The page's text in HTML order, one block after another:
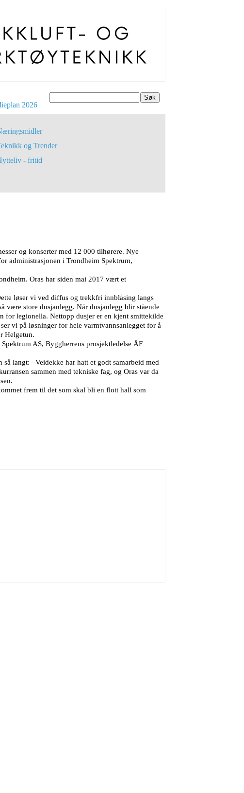
Søk
2026
og Trender
- fritid
og konserter med 12 000 tilhørere. Nye
administrasjonen i Trondheim Spektrum,
Oras har siden mai 2017 vært et
løser vi ved diffus og trekkfri innblåsing langs
være store dusjanlegg. Når dusjanlegg blir stående
for legionella. Nettopp dusjer er en kjent smittekilde
vi på løsninger for hele varmtvannsanlegget for å
Helgetun.
AS, Byggherrens prosjektledelse ÅF
langt: –Veidekke har hatt et godt samarbeid med
sammen med tekniske fag, og Oras var da
frem til det som skal bli en flott hall som